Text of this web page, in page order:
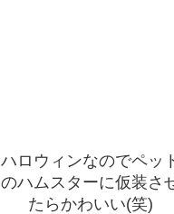
ハロウィンなのでペッ
のハムスターに仮装さ
たらかわいい(笑)